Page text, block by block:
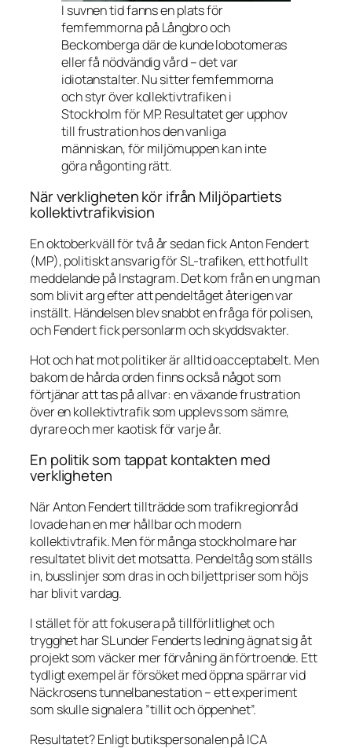
I suvnen tid fanns en plats för
femfemmorna på Långbro och
Beckomberga där de kunde lobotomeras
eller få nödvändig vård – det var
idiotanstalter. Nu sitter femfemmorna
och styr över kollektivtrafiken i
Stockholm för MP. Resultatet ger upphov
till frustration hos den vanliga
människan, för miljömuppen kan inte
göra någonting rätt.
När verkligheten kör ifrån Miljöpartiets
kollektivtrafikvision
En oktoberkväll för två år sedan fick Anton Fendert
(MP), politiskt ansvarig för SL-trafiken, ett hotfullt
meddelande på Instagram. Det kom från en ung man
som blivit arg efter att pendeltåget återigen var
inställt. Händelsen blev snabbt en fråga för polisen,
och Fendert fick personlarm och skyddsvakter.
Hot och hat mot politiker är alltid oacceptabelt. Men
bakom de hårda orden finns också något som
förtjänar att tas på allvar: en växande frustration
över en kollektivtrafik som upplevs som sämre,
dyrare och mer kaotisk för varje år.
En politik som tappat kontakten med
verkligheten
När Anton Fendert tillträdde som trafikregionråd
lovade han en mer hållbar och modern
kollektivtrafik. Men för många stockholmare har
resultatet blivit det motsatta. Pendeltåg som ställs
in, busslinjer som dras in och biljettpriser som höjs
har blivit vardag.
I stället för att fokusera på tillförlitlighet och
trygghet har SL under Fenderts ledning ägnat sig åt
projekt som väcker mer förvåning än förtroende. Ett
tydligt exempel är försöket med öppna spärrar vid
Näckrosens tunnelbanestation – ett experiment
som skulle signalera ”tillit och öppenhet”.
Resultatet? Enligt butikspersonalen på ICA